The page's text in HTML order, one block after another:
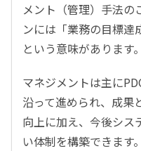
メント（管理）手法の
ンには「業務の目標達
という意味があります。
マネジメントは主に
沿って進められ、成果
向上に加え、今後シス
い体制を構築できます。